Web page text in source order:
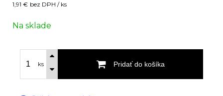
1,91 € bez DPH / ks
Na sklade
ks Pridať do košíka